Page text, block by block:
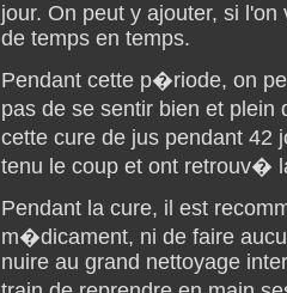
jour. On peut y ajouter, si
de temps en temps.
Pendant cette p�riode, on
pas de se sentir bien et
cette cure de jus pendant
tenu le coup et ont retrouv�
Pendant la cure, il est
m�dicament, ni de faire
nuire au grand nettoyage